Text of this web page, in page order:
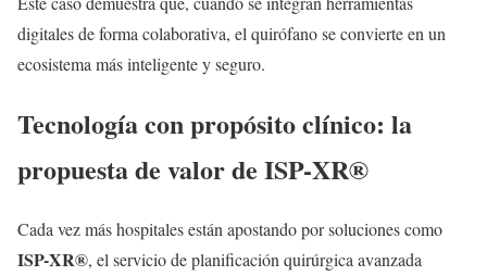
digitales de forma colaborativa, el quirófano se convierte en un
ecosistema más inteligente y seguro.
Tecnología con propósito clínico: la
propuesta de valor de ISP-XR®
Cada vez más hospitales están apostando por soluciones como
ISP-XR®, el servicio de planificación quirúrgica avanzada